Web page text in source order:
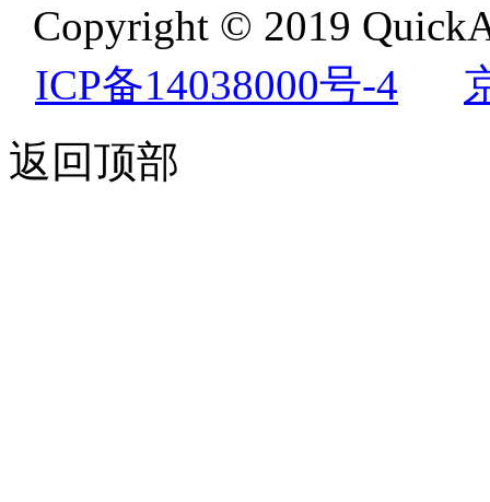
Copyright © 2019
ICP备14038000号-4
返回顶部